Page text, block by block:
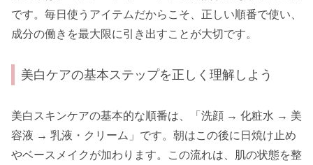
です。毎日使うアイテムだからこそ、正しい順番で使い、
成分の働きを最大限に引き出すことが大切です。
美白ケアの基本ステップを正しく理解しよう
美白スキンケアの基本的な順番は、「洗顔 → 化粧水 → 美
容液 → 乳液・クリーム」です。朝はこの後に日焼け止め
やベースメイクが加わります。この流れは、肌の状態を整